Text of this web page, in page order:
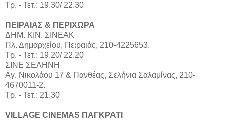
Τρ. - Τετ.: 19.30/ 22.30
ΠΕΙΡΑΙΑΣ & ΠΕΡΙΧΩΡΑ
ΔΗΜ. ΚΙΝ. ΣΙΝΕΑΚ
Πλ. Δημαρχείου, Πειραιάς, 210-4225653.
Τρ. - Τετ.: 19.20/ 22.20
ΣΙΝΕ ΣΕΛΗΝΗ
Αγ. Νικολάου 17 & Πανθέας, Σελήνια Σαλαμίνας, 210-
4670011-2.
Τρ. - Τετ.: 21.30
VILLAGE CINEMAS ΠΑΓΚΡΑΤΙ